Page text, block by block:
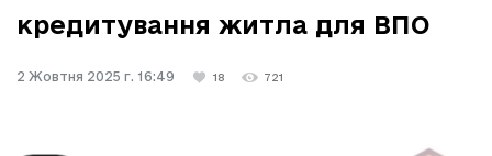
кредитування житла для ВПО
2 Жовтня 2025 г. 16:49 18 721